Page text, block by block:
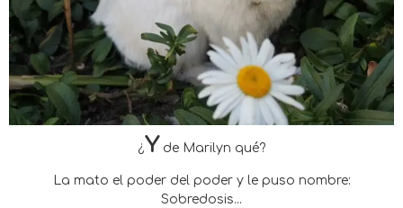
¿Y de Marilyn qué?
La mato el poder del poder y le puso nombre:
Sobredosis...